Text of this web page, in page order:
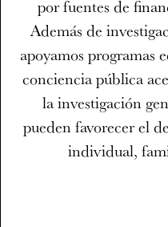
por fuentes de
Además de
apoyamos programas
conciencia pública
la investigación
pueden favorecer el
individual,